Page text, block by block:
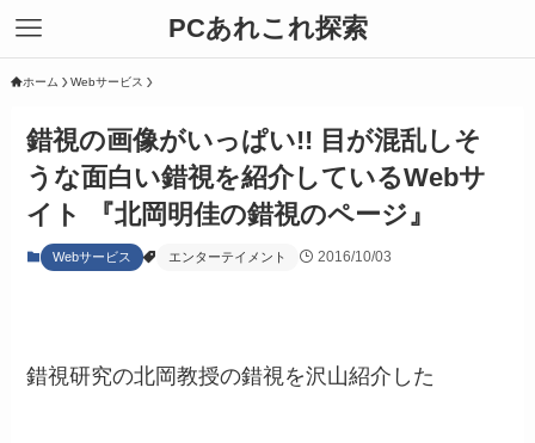
PCあれこれ探索
ホーム Webサービス
錯視の画像がいっぱい!! 目が混乱しそ
うな面白い錯視を紹介しているWebサ
イト 『北岡明佳の錯視のページ』
Webサービス エンターテイメント 2016/10/03
錯視研究の北岡教授の錯視を沢山紹介した